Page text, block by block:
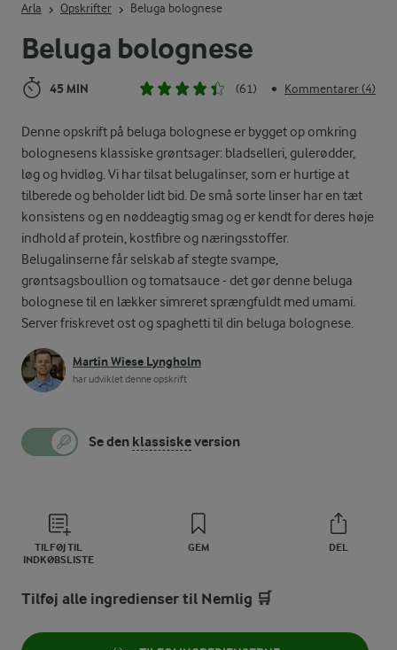
Beluga bolognese
45 MIN (61) • Kommentarer (4)
Denne opskrift på beluga bolognese er bygget op omkring
bolognesens klassiske grøntsager: bladselleri, gulerødder,
løg og hvidløg. Vi har tilsat belugalinser, som er hurtige at
tilberede og beholder lidt bid. De små sorte linser har en tæt
konsistens og en nøddeagtig smag og er kendt for deres høje
indhold af protein, kostfibre og næringsstoffer.
Belugalinserne får selskab af stegte svampe,
grøntsagsboullion og tomatsauce - det gør denne beluga
bolognese til en lækker simreret sprængfuldt med umami.
Server friskrevet ost og spaghetti til din beluga bolognese.
Martin Wiese Lyngholm
har udviklet denne opskrift
Se den klassiskeversion
TILFØJ TIL
INDKØBSLISTE
GEM DEL
Arla Opskrifter Beluga bolognese
Tilføj alle ingredienser til Nemlig 🛒